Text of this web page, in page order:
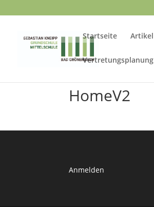
Startseite Artikel
Vertretungsplanung
HomeV2
Anmelden